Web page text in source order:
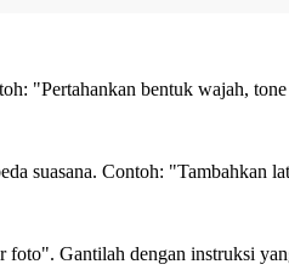
"Pertahankan bentuk wajah,
suasana. Contoh: "Tambahkan
Gantilah dengan instruksi